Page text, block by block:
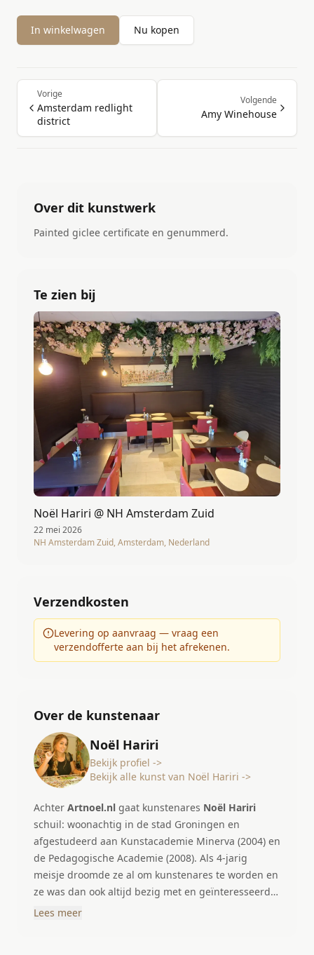
In winkelwagen Nu kopen
Vorige
Amsterdam redlight
district
Volgende
Amy Winehouse
Over dit kunstwerk
Painted giclee certificate en genummerd.
Te zien bij
Noël Hariri @ NH Amsterdam Zuid
22 mei 2026
NH Amsterdam Zuid, Amsterdam, Nederland
Verzendkosten
Levering op aanvraag — vraag een
verzendofferte aan bij het afrekenen.
Over de kunstenaar
Noël Hariri
Bekijk profiel ->
Bekijk alle kunst van Noël Hariri ->
Achter Artnoel.nl gaat kunstenares Noël Hariri
schuil: woonachtig in de stad Groningen en
afgestudeerd aan Kunstacademie Minerva (2004) en
de Pedagogische Academie (2008). Als 4-jarig
meisje droomde ze al om kunstenares te worden en
ze was dan ook altijd bezig met en geïnteresseerd
in alles wat met kunst te maken heeft. Ze heeft
Lees meer